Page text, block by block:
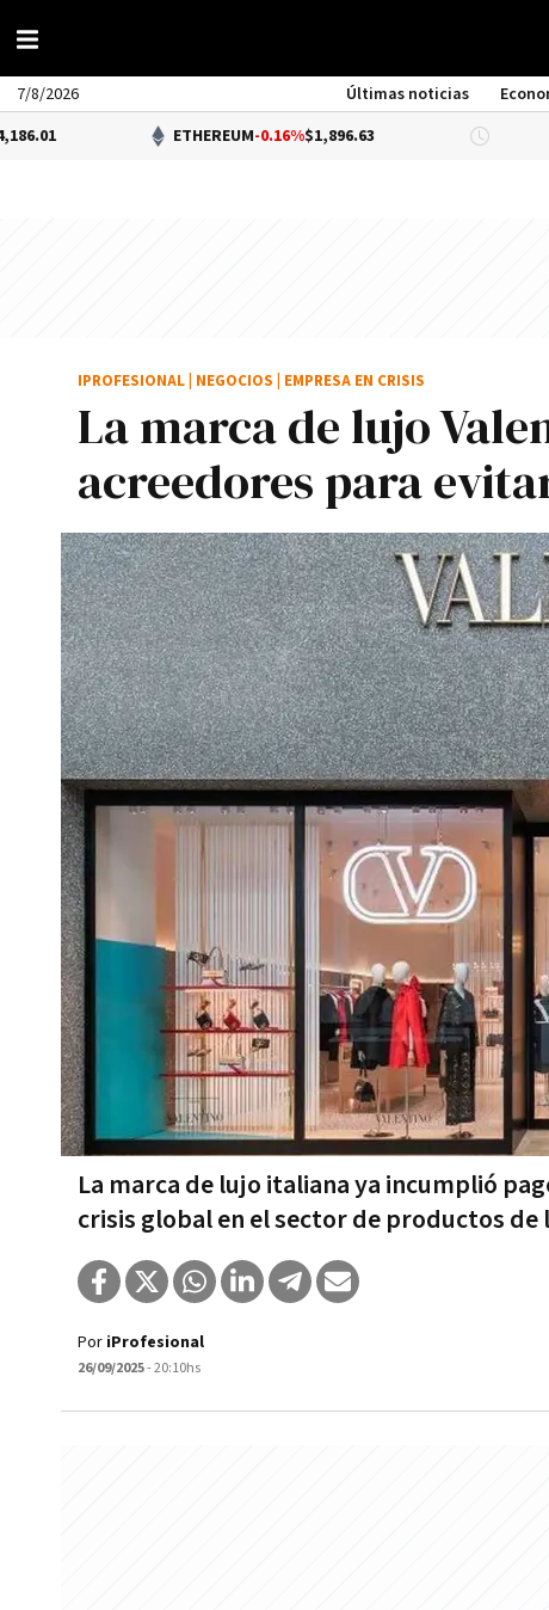
7/8/2026 Últimas noticias
ETHEREUM -0.16%$1,896.63 DÓLAR BNA
La marca de lujo
acreedores para
La marca de lujo italiana ya incumplió
crisis global en el sector de productos de
IPROFESIONAL NEGOCIOS EMPRESA EN CRISIS
Por iProfesional
26/09/2025- 20:10hs